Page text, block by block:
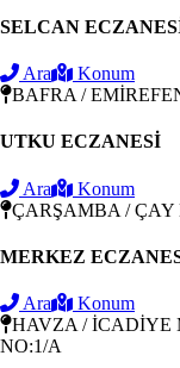
SELCAN
Ara
Konum
BAFRA /
UTKU ECZANESİ
Ara
Konum
ÇARŞAMBA / ÇAY
MERKEZ
Ara
Konum
HAVZA / İCADİYE
NO:1/A